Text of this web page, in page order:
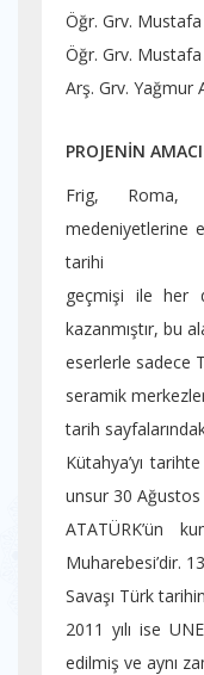
Öğr. Grv.
Öğr. Grv.
Arş. Grv. Yağmur
PROJENİN
Frig, Roma,
medeniyetlerine
tarihi
geçmişi ile her
kazanmıştır, bu
eserlerle sadece
seramik
tarih
Kütahya’yı
unsur 30
ATATÜRK’ün
Muharebesi’dir.
Savaşı Türk
2011 yılı ise
edilmiş ve aynı